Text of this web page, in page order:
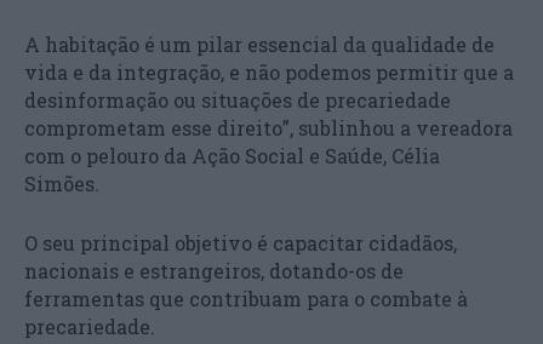
A habitação é um pilar essencial da qualidade de
vida e da integração, e não podemos permitir que a
desinformação ou situações de precariedade
comprometam esse direito”, sublinhou a vereadora
com o pelouro da Ação Social e Saúde, Célia
Simões.
O seu principal objetivo é capacitar cidadãos,
nacionais e estrangeiros, dotando-os de
ferramentas que contribuam para o combate à
precariedade.